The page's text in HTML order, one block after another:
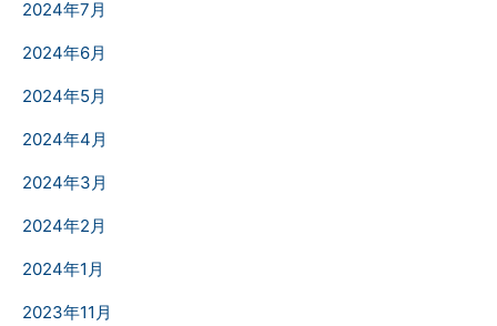
2024年7月
2024年6月
2024年5月
2024年4月
2024年3月
2024年2月
2024年1月
2023年11月